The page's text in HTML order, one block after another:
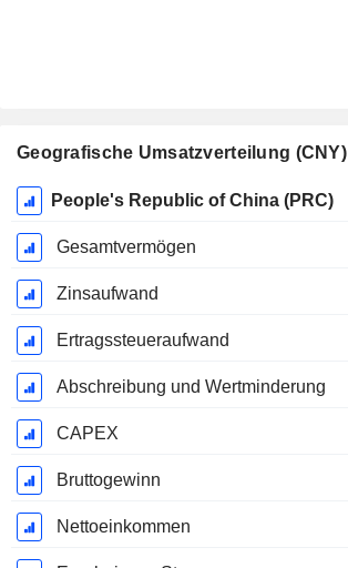
Geografische Umsatzverteilung (CNY)
Ende d.
Geschäftsjahres:
Dezember
People's Republic of China (PRC)
Gesamtvermögen
Zinsaufwand
Ertragssteueraufwand
Abschreibung und Wertminderung
CAPEX
Bruttogewinn
Nettoeinkommen